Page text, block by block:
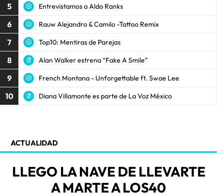
5 Entrevistamos a Aldo Ranks
6 Rauw Alejandro & Camilo -Tattoo Remix
7 Top10: Mentiras de Parejas
8 Alan Walker estrena “Fake A Smile”
9 French Montana - Unforgettable ft. Swae Lee
10 Diana Villamonte es parte de La Voz México
ACTUALIDAD
LLEGO LA NAVE DE LLEVARTE
A MARTE A LOS40